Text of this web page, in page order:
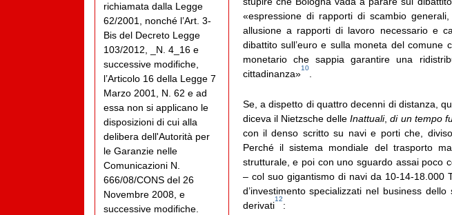
«espressione di rapporti di scambio
allusione a rapporti di lavoro necessario e
dibattito sull’euro e sulla moneta del comune
monetario che sappia garantire una
cittadinanza»
10
.
Se, a dispetto di quattro decenni di distanza,
diceva il Nietzsche delleInattuali,di un tempo
con il denso scritto su navi e porti che,
Perché il sistema mondiale del trasporto
strutturale, e poi con uno sguardo assai poco
– col suo gigantismo di navi da 10-14-18.000
d’investimento specializzati nel business
derivati
12
:
richiamata dalla Legge
62/2001, nonché l’Art. 3-
Bis del Decreto Legge
103/2012, _N. 4_16 e
successive modifiche,
l’Articolo 16 della Legge 7
Marzo 2001, N. 62 e ad
essa non si applicano le
disposizioni di cui alla
delibera dell'Autorità per
le Garanzie nelle
Comunicazioni N.
666/08/CONS del 26
Novembre 2008, e
successive modifiche.